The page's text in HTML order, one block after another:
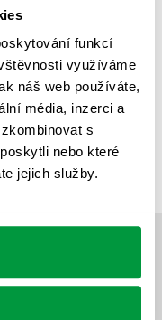
funkcí
využíváme
náš web používáte,
média, inzerci a
s
nebo které
jejich služby.